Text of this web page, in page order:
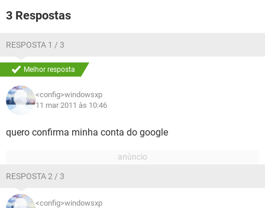
3 Respostas
RESPOSTA 1 / 3
Melhor resposta
<config>windowsxp
11 mar 2011 às 10:46
quero confirma minha conta do google
RESPOSTA 2 / 3
<config>windowsxp